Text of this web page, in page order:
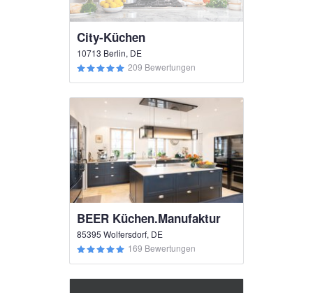
City-Küchen
10713 Berlin, DE
209 Bewertungen
BEER Küchen.Manufaktur
85395 Wolfersdorf, DE
169 Bewertungen